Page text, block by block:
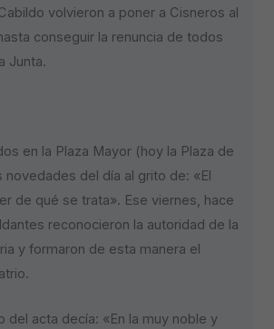
volvieron a poner a Cisneros al
conseguir la renuncia de todos
Junta.
en la Plaza Mayor (hoy la Plaza de
novedades del día al grito de: «El
de qué se trata». Ese viernes, hace
reconocieron la autoridad de la
y formaron de esta manera el
del acta decía: «En la muy noble y